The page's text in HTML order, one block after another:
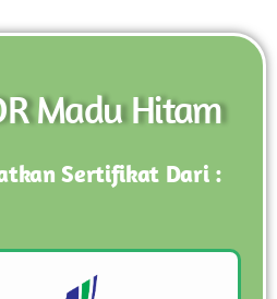
Madu Hitam
Sertifikat Dari :